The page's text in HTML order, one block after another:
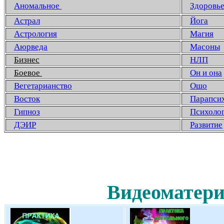
Аномальное
Здоровье
Астрал
Йога
Астрология
Магия
Аюрведа
Масоны
Бизнес
НЛП
Боевое
Он и она
Вегетарианство
Ошо
Восток
Гипноз
ДЭИР
Развитие